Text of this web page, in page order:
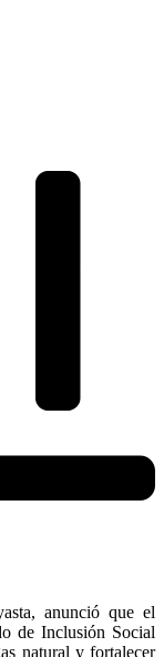
anunció que el
de Inclusión Social
natural y fortalecer